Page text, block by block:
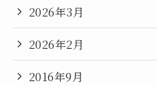
2026年3月
2026年2月
2016年9月